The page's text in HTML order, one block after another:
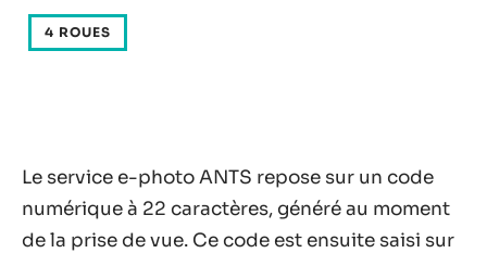
4 ROUES
Le service e-photo ANTS repose sur un code
numérique à 22 caractères, généré au moment
de la prise de vue. Ce code est ensuite saisi sur